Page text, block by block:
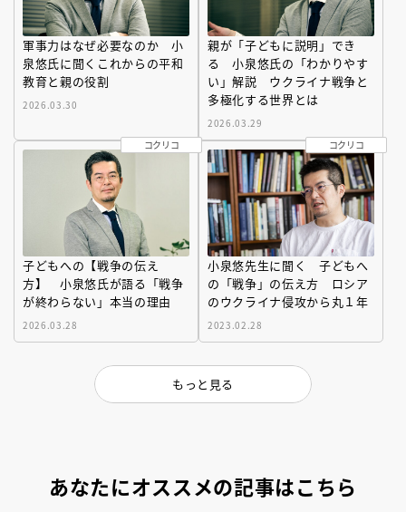
軍事力はなぜ必要なのか 小
泉悠氏に聞くこれからの平和
教育と親の役割
2026.03.30
親が「子どもに説明」でき
る 小泉悠氏の「わかりやす
い」解説 ウクライナ戦争と
多極化する世界とは
2026.03.29
コクリコ
子どもへの【戦争の伝え
方】 小泉悠氏が語る「戦争
が終わらない」本当の理由
2026.03.28
コクリコ
小泉悠先生に聞く 子どもへ
の「戦争」の伝え方 ロシア
のウクライナ侵攻から丸１年
2023.02.28
もっと見る
あなたにオススメの記事はこちら